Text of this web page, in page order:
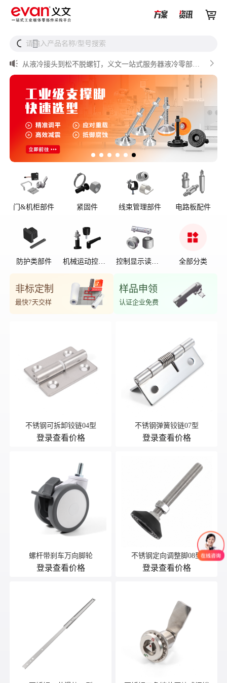

 
请输入产品名称/型号搜索
从液冷接头到松不脱螺钉，义文一站式服务器液冷零部件
解决方案


AI数据中心服务器液冷接头
准对比）
储能设备为什么必须用防松螺母？
门&机柜部件 紧固件 线束管理部件 电路板配件
防护类部件
机械运动控制
控制显示读数
全部分类
非标定制
最快7天交样
样品申领
认证企业免费
不锈钢可拆卸铰链04型
登录查看价格
不锈钢弹簧铰链07型
登录查看价格
螺杆带刹车万向脚轮
登录查看价格
不锈钢定向调整脚08型
登录查看价格